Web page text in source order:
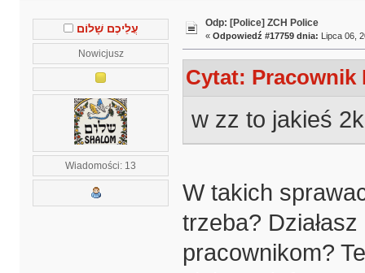
עֲלֵיכֶם שָׁלוֹם
Nowicjusz
Wiadomości: 13
Odp: [Police] ZCH Police
« Odpowiedź #17759 dnia: Lipca 06,
Cytat: Pracownik
w zz to jakieś
W takich
trzeba?
pracownikom?